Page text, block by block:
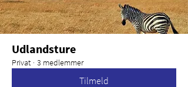
Udlandsture
Privat · 3 medlemmer
Tilmeld